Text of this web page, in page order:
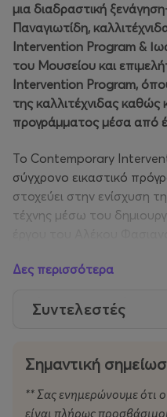
μια διαδραστική
Παναγιωτίδη,
Intervention Program &
του Μουσείου και
Intervention Program,
της καλλιτέχνιδας καθώς
προγράμματος μέσα από
Το Contemporary
σύγχρονο εικαστικό
στοχεύει στην ενίσχυση
τέχνης μέσω του
η καλλιτέχνη να
διάλογο με το κτίριο, τα
Η έκθεση της εικαστικού
σχεδιασμένα in situ, σε
Δες περισσότερα
Συντελεστές
Σημαντική
** Σας ενημερώνουμε ότι
είναι πλήρως